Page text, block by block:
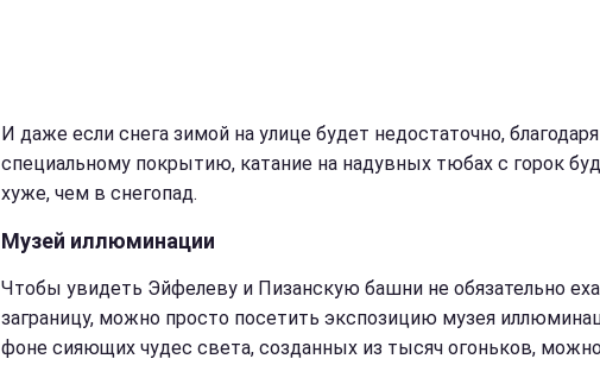
И даже если снега зимой на улице будет недостаточно, благодаря
специальному покрытию, катание на надувных тюбах с горок
хуже, чем в снегопад.
Музей иллюминации
Чтобы увидеть Эйфелеву и Пизанскую башни не обязательно
заграницу, можно просто посетить экспозицию музея
фоне сияющих чудес света, созданных из тысяч огоньков,